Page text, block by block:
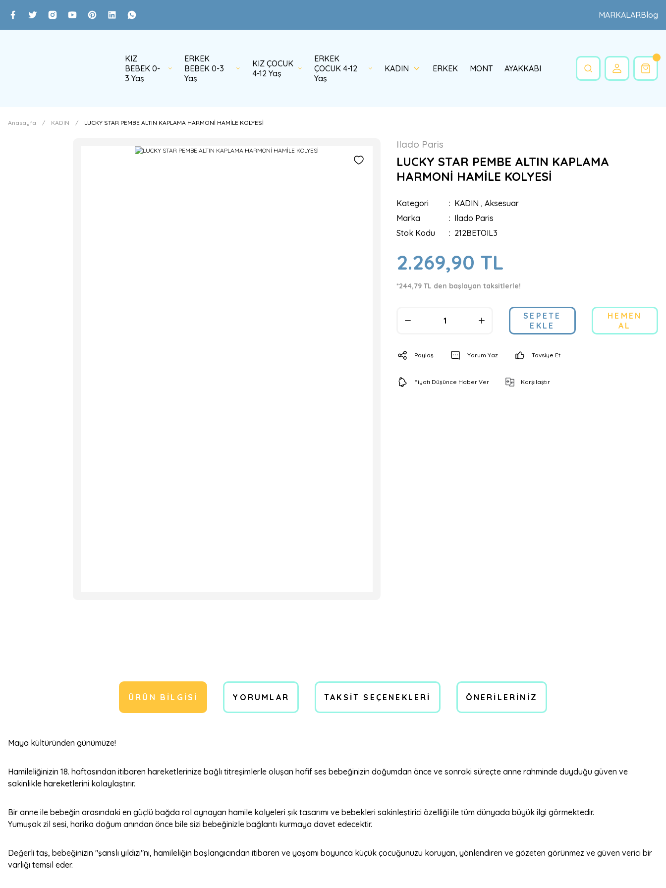
MARKALARBlog
KIZ
BEBEK 0-
3 Yaş
ERKEK
BEBEK 0-3
Yaş
KIZ ÇOCUK
4-12 Yaş
ERKEK
ÇOCUK 4-12
Yaş
KADIN ERKEK MONT AYAKKABI
Anasayfa KADIN LUCKY STAR PEMBE ALTIN KAPLAMA HARMONİ HAMİLE KOLYESİ
Ilado Paris
LUCKY STAR PEMBE ALTIN KAPLAMA
HARMONİ HAMİLE KOLYESİ
Kategori KADIN , Aksesuar
Marka
Ilado Paris
Stok Kodu
212BETOIL3
2.269,90 TL
*244,79 TL den başlayan taksitlerle!
SEPETE
EKLE
HEMEN
AL
Paylaş Yorum Yaz Tavsiye Et
Fiyatı Düşünce Haber Ver Karşılaştır
ÜRÜN BILGISI YORUMLAR TAKSIT SEÇENEKLERI ÖNERILERINIZ
Maya kültüründen günümüze!
Hamileliğinizin 18. haftasından itibaren hareketlerinize bağlı titreşimlerle oluşan hafif ses bebeğinizin doğumdan önce ve sonraki süreçte anne rahminde duyduğu güven ve
sakinlikle hareketlerini kolaylaştırır.
Bir anne ile bebeğin arasındaki en güçlü bağda rol oynayan hamile kolyeleri şık tasarımı ve bebekleri sakinleştirici özelliği ile tüm dünyada büyük ilgi görmektedir.
Yumuşak zil sesi, harika doğum anından önce bile sizi bebeğinizle bağlantı kurmaya davet edecektir.
Değerli taş, bebeğinizin "şanslı yıldızı"nı, hamileliğin başlangıcından itibaren ve yaşamı boyunca küçük çocuğunuzu koruyan, yönlendiren ve gözeten görünmez ve güven verici bir
varlığı temsil eder.